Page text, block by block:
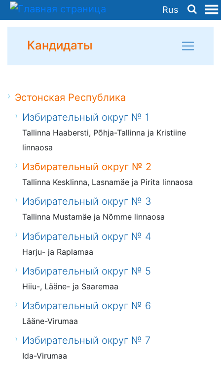
Rus
Кандидаты
Эстонская Республика
Избирательный округ № 1
Tallinna Haabersti, Põhja-Tallinna ja Kristiine
linnaosa
Избирательный округ № 2
Tallinna Kesklinna, Lasnamäe ja Pirita linnaosa
Избирательный округ № 3
Tallinna Mustamäe ja Nõmme linnaosa
Избирательный округ № 4
Harju- ja Raplamaa
Избирательный округ № 5
Hiiu-, Lääne- ja Saaremaa
Избирательный округ № 6
Lääne-Virumaa
Избирательный округ № 7
Ida-Virumaa